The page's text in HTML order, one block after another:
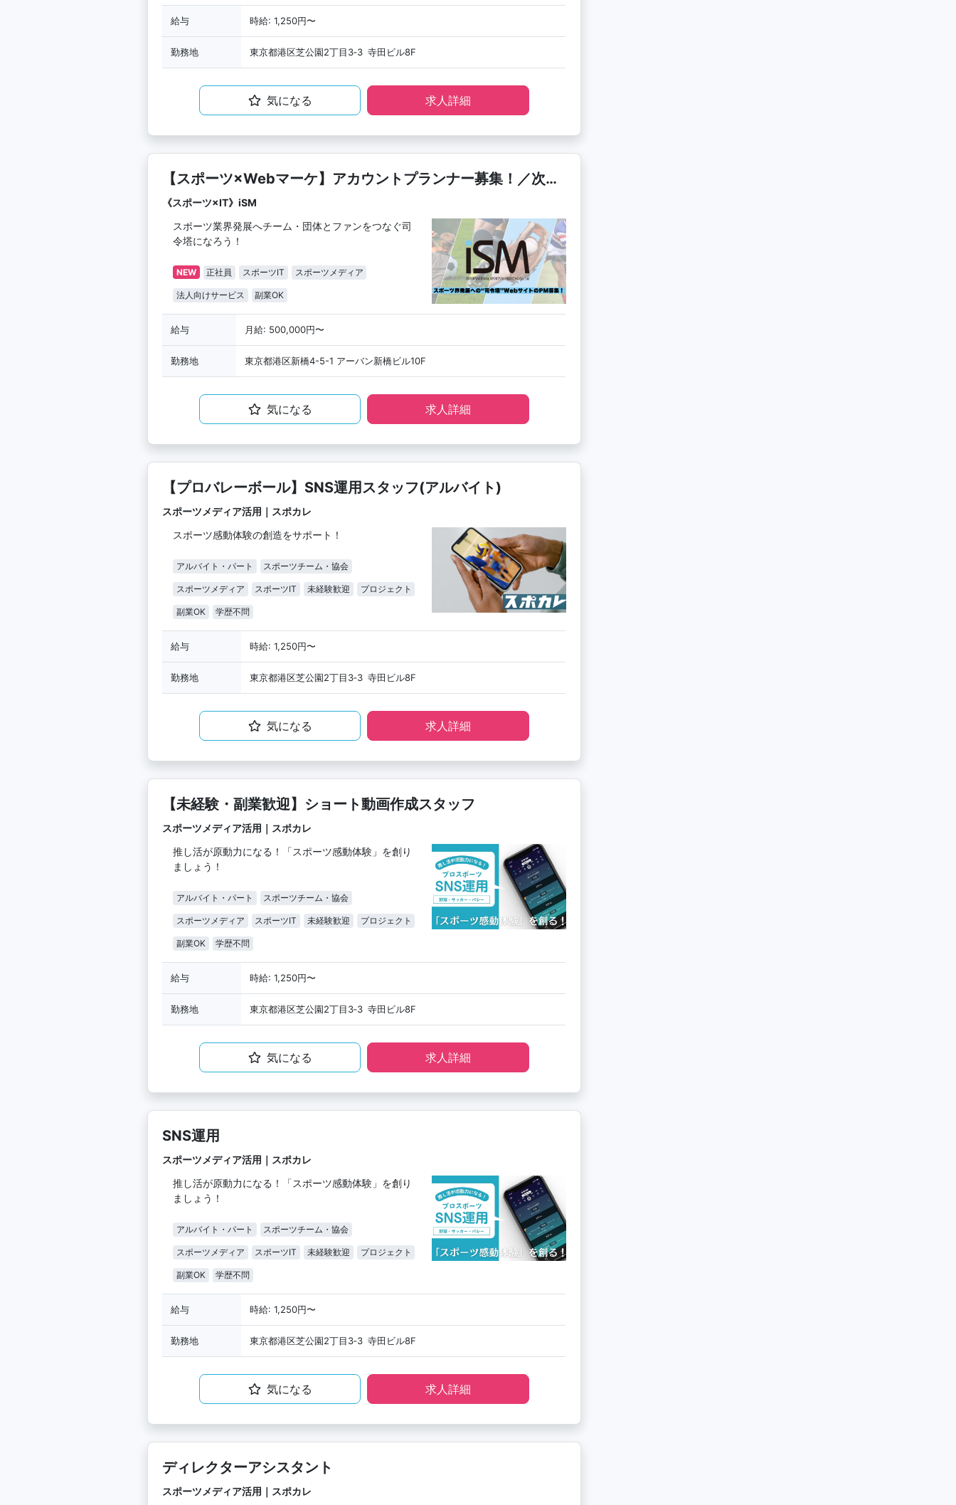
給与 時給: 1,250円〜
勤務地 東京都港区芝公園2丁目3‐3 寺田ビル8F
気になる 求人詳細
【スポーツ×Webマーケ】アカウントプランナー募集！／次期
リーダー候補
《スポーツ×IT》iSM
スポーツ業界発展へチーム・団体とファンをつなぐ司
令塔になろう！
NEW 正社員 スポーツIT スポーツメディア
法人向けサービス 副業OK
給与 月給: 500,000円〜
勤務地 東京都港区新橋4-5-1 アーバン新橋ビル10F
気になる 求人詳細
【プロバレーボール】SNS運用スタッフ(アルバイト)
スポーツメディア活用｜スポカレ
スポーツ感動体験の創造をサポート！
アルバイト・パート スポーツチーム・協会
スポーツメディア スポーツIT 未経験歓迎 プロジェクト
副業OK 学歴不問
給与 時給: 1,250円〜
勤務地 東京都港区芝公園2丁目3‐3 寺田ビル8F
気になる 求人詳細
【未経験・副業歓迎】ショート動画作成スタッフ
スポーツメディア活用｜スポカレ
推し活が原動力になる！「スポーツ感動体験」を創り
ましょう！
アルバイト・パート スポーツチーム・協会
スポーツメディア スポーツIT 未経験歓迎 プロジェクト
副業OK 学歴不問
給与 時給: 1,250円〜
勤務地 東京都港区芝公園2丁目3‐3 寺田ビル8F
気になる 求人詳細
SNS運用
スポーツメディア活用｜スポカレ
推し活が原動力になる！「スポーツ感動体験」を創り
ましょう！
アルバイト・パート スポーツチーム・協会
スポーツメディア スポーツIT 未経験歓迎 プロジェクト
副業OK 学歴不問
給与 時給: 1,250円〜
勤務地 東京都港区芝公園2丁目3‐3 寺田ビル8F
気になる 求人詳細
ディレクターアシスタント
スポーツメディア活用｜スポカレ